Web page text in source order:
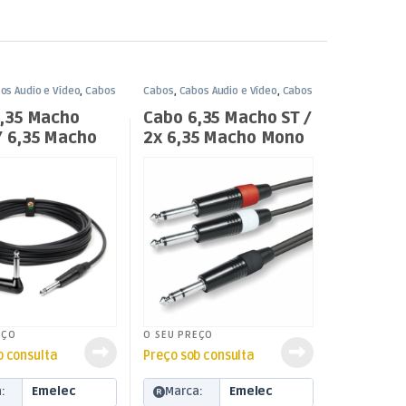
Áudio e Vídeo,Cabos
Macho
6,35 Macho
consulta
Emelec
Cabos, Cabos Áudio e Vídeo, Cabos
Cabo 6,35 Macho ST /
2x 6,35 Macho Mono
O SEU PREÇO
Preço sob consulta
Marca: Emelec